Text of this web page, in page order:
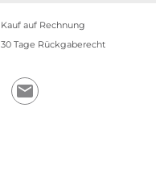
Kauf auf Rechnung
30 Tage Rückgaberecht